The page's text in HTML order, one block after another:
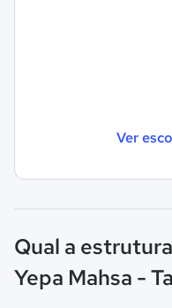
Ver
Qual a
Yepa Mahsa -